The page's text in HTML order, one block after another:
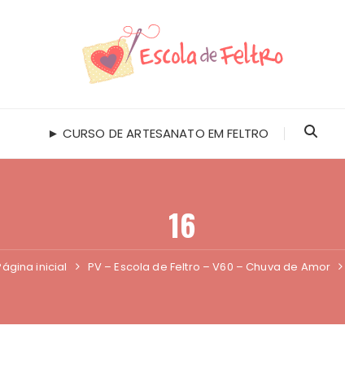
► CURSO DE ARTESANATO EM FELTRO
16
inicial PV – Escola de Feltro – V60 – Chuva de Amor